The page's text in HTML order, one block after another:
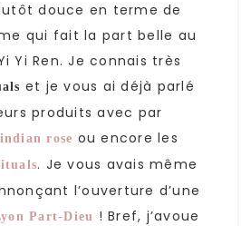
douce en terme de
qui fait la part belle au
Yi Ren. Je connais très
et je vous ai déjà parlé
produits avec par
rose ou encore les
. Je vous avais même
l’ouverture d’une
Part-Dieu
! Bref, j’avoue